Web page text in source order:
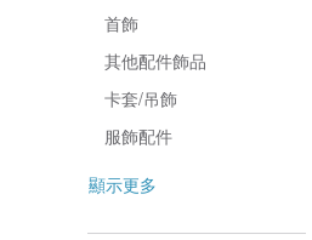
首飾
其他配件飾品
卡套/吊飾
服飾配件
顯示更多